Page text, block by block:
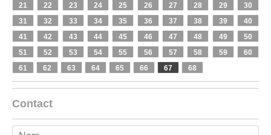
21
22 23 24 25 26 27 28 29
30
31
32 33 34 35 36 37 38 39
40
41
42 43 44 45 46 47 48 49
50
51
52 53 54 55 56 57 58 59
60
61
62 63 64 65 66 67 68
Contact